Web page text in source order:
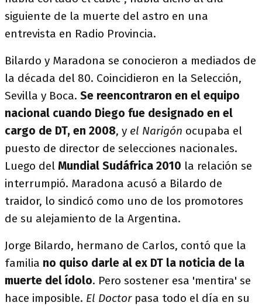
siguiente de la muerte del astro en una
entrevista en Radio Provincia.
Bilardo y Maradona se conocieron a mediados de
la década del 80. Coincidieron en la Selección,
Sevilla y Boca. Se reencontraron en el equipo
nacional cuando Diego fue designado en el
cargo de DT, en 2008, y el Narigón ocupaba el
puesto de director de selecciones nacionales.
Luego del Mundial Sudáfrica 2010 la relación se
interrumpió. Maradona acusó a Bilardo de
traidor, lo sindicó como uno de los promotores
de su alejamiento de la Argentina.
Jorge Bilardo, hermano de Carlos, contó que la
familia no quiso darle al ex DT la noticia de la
muerte del ídolo. Pero sostener esa 'mentira' se
hace imposible. El Doctor pasa todo el día en su